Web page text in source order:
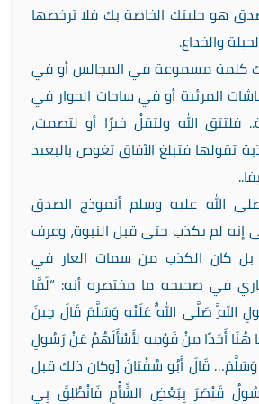
هو حليتك الخاصة بك فلا ترخصها
والخداع.
كلمة مسموعة في المجالس أو في
المرئية أو في ساحات الحوار في
فلتتق الله ولتقلْ خيرًا أو لتصمت،
تقولها فتبلغ الآفاق تغوص بالبعيد
الله عليه وسلم أنموذج الصدق
إنه لم يكذب حتى قبل النبوة، وعرف
بل كان الكذب من سمات العار في
في صحيحه ما مختصره أنه: “لَمَّا
اللَّهِ صَلَّى اللَّهُ عَلَيْهِ وَسَلَّمَ قَالَ حِينَ
هُنَا أَحَدًا مِنْ قَوْمِهِ لِأَسْأَلَهُمْ عَنْ رَسُولِ
وَسَلَّمَ… قَالَ أَبُو سُفْيَانَ [وكان ذلك قبل
قَيْصَرَ بِبَعْضِ الشَّأْمِ فَانْطُلِقَ بِي